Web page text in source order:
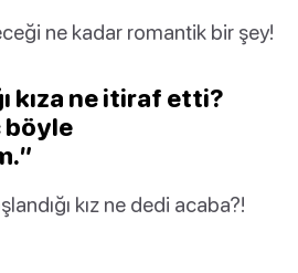
ne kadar romantik bir şey!
kıza ne itiraf etti?
böyle
kız ne dedi acaba?!